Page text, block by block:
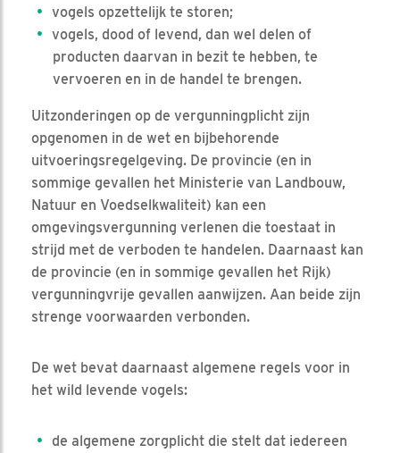
vogels opzettelijk te storen;
vogels, dood of levend, dan wel delen of
producten daarvan in bezit te hebben, te
vervoeren en in de handel te brengen.
Uitzonderingen op de vergunningplicht zijn
opgenomen in de wet en bijbehorende
uitvoeringsregelgeving. De provincie (en in
sommige gevallen het Ministerie van Landbouw,
Natuur en Voedselkwaliteit) kan een
omgevingsvergunning verlenen die toestaat in
strijd met de verboden te handelen. Daarnaast kan
de provincie (en in sommige gevallen het Rijk)
vergunningvrije gevallen aanwijzen. Aan beide zijn
strenge voorwaarden verbonden.
De wet bevat daarnaast algemene regels voor in
het wild levende vogels:
de algemene zorgplicht die stelt dat iedereen